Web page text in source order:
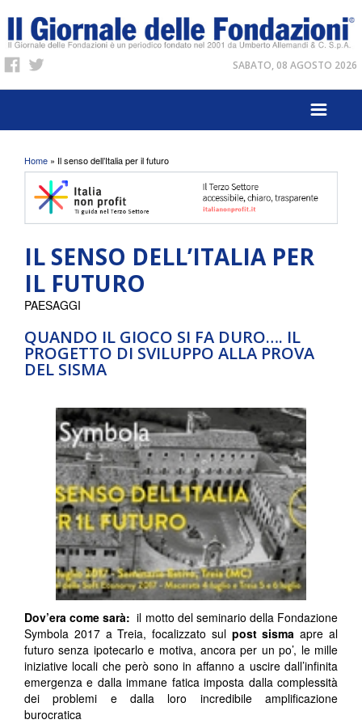
SABATO, 08 AGOSTO 2026
Tu sei qui
Home » Il senso dell’Italia per il futuro
IL SENSO DELL’ITALIA PER
IL FUTURO
QUANDO IL GIOCO SI FA DURO…. IL
PROGETTO DI SVILUPPO ALLA PROVA
DEL SISMA
PAESAGGI
Dov’era come sarà: il motto del seminario della Fondazione
Symbola 2017 a Treia, focalizzato sul post sisma apre al
futuro senza ipotecarlo e motiva, ancora per un po’, le mille
iniziative locali che però sono in affanno a uscire dall’infinita
emergenza e dalla immane fatica imposta dalla complessità
dei problemi e dalla loro incredibile amplificazione
burocratica